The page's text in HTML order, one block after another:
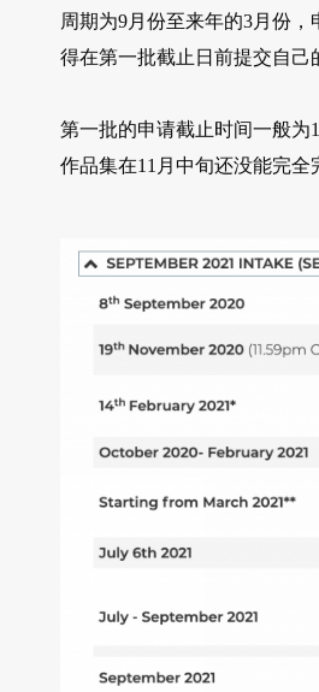
周期为9月份至来年的3月份，
得在第一批截止日前提交自己
第一批的申请截止时间一般为
作品集在11月中旬还没能完全